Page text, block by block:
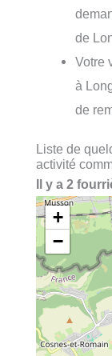
de
Votre
à
de
Liste de
activité
Il y a 2
+
−